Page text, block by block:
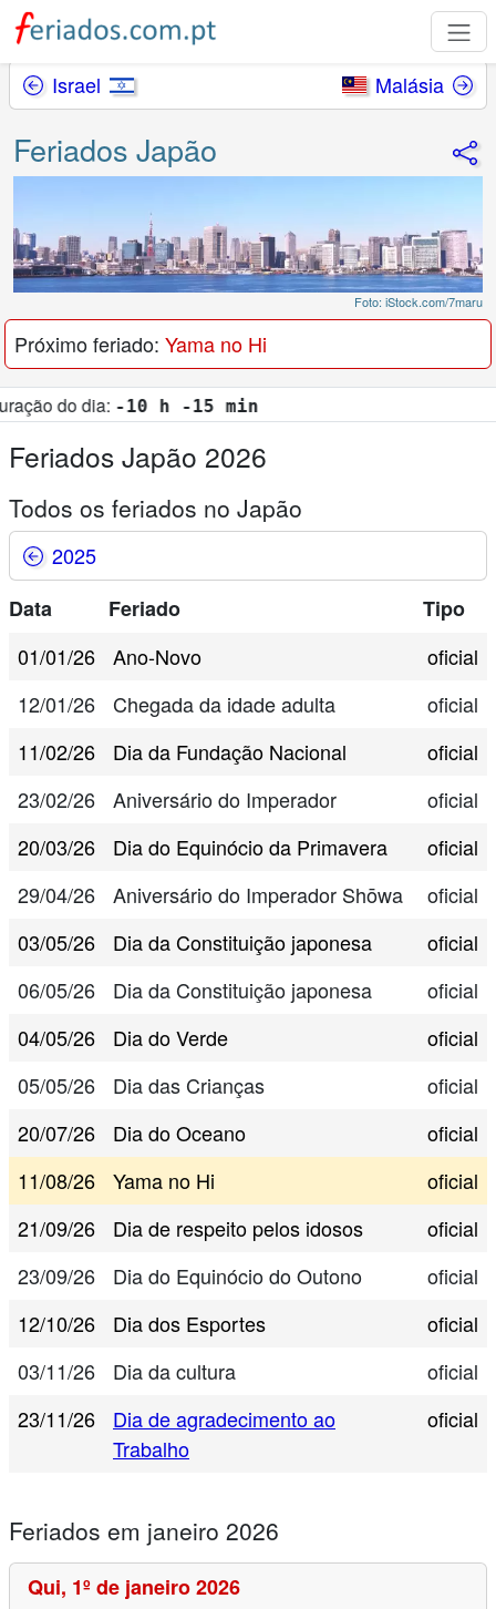
Israel Malásia
Feriados Japão
Foto: iStock.com/7maru
Próximo feriado: Yama no Hi
-10 h -15 min
Feriados Japão 2026
Todos os feriados no Japão
2025
Data
Feriado
Tipo
01/01/26
Ano-Novo
oficial
12/01/26
Chegada da idade adulta
oficial
11/02/26
Dia da Fundação Nacional
oficial
23/02/26
Aniversário do Imperador
oficial
20/03/26
Dia do Equinócio da Primavera
oficial
29/04/26
Aniversário do Imperador Shōwa
oficial
03/05/26
Dia da Constituição japonesa
oficial
06/05/26
Dia da Constituição japonesa
oficial
04/05/26
Dia do Verde
oficial
05/05/26
Dia das Crianças
oficial
20/07/26
Dia do Oceano
oficial
11/08/26
Yama no Hi
oficial
21/09/26
Dia de respeito pelos idosos
oficial
23/09/26
Dia do Equinócio do Outono
oficial
12/10/26
Dia dos Esportes
oficial
03/11/26
Dia da cultura
oficial
23/11/26
Dia de agradecimento ao
Trabalho
oficial
Feriados em janeiro 2026
Qui, 1º de janeiro 2026